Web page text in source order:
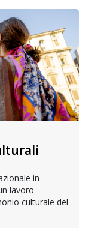
in
lavoro
culturale del